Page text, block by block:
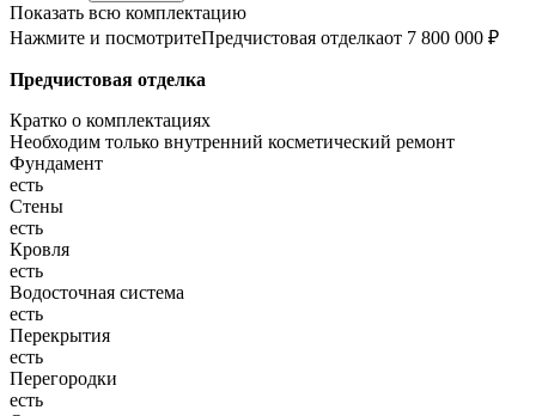
Показать всю комплектацию
Нажмите и посмотритеПредчистовая отделкаот 7 800 000 ₽
Предчистовая отделка
Кратко о комплектациях
Необходим только внутренний косметический ремонт
Фундамент
есть
Стены
есть
Кровля
есть
Водосточная система
есть
Перекрытия
есть
Перегородки
есть